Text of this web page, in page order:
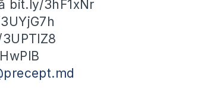
bit.ly/3hF1xNr